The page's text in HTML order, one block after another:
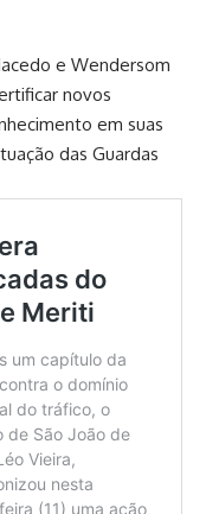
e Wendersom
novos
em suas
das Guardas